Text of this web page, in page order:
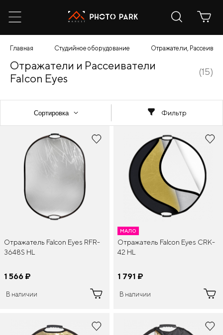
Главная Студийное оборудование Отражатели,
Отражатели и Рассеиватели
Falcon Eyes
(15)
Фильтр
Отражатель Falcon Eyes RFR-
3648S HL
1 566 ¤
В наличии
МАЛО
Отражатель Falcon Eyes CRK-
42 HL
1 791 ¤
В наличии